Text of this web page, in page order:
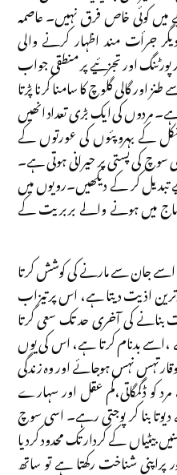
میں کوئی خاص فرق نہیں۔ عاصمہ
دیگر جرأت مند اظہار کرنے والی
اور تجزئیے پر منطقی جواب
اور گالی گلوچ کا سامنا کرنا پڑتا
مردوں کی ایک بڑی تعداد انھیں
کے بہروپئوں کی عورتوں کے
کی پستی پر حیرانی ہوتی ہے۔
کر کے دیکھیں۔رویوں میں
سماج میں ہونے والے بربریت کے
اسے جان سے مارنے کی کوشش کرتا
اذیت دیتا ہے، اس پر تیزاب
کی آخری حد تک سعی کرتا
بدنام کرتا ہے، اس کی یوں
تہس نہس ہوجائے اور وہ زندگی
کو ڈگمگاتی،کم عقل اور سہارے
بنا کر پوجتی رہے۔ اسی سوچ
بیٹیاں کے کردار تک محدود کردیا
پراپنی شناخت رکھتا ہے تو ساتھ